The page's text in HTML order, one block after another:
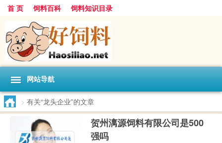
首 页 饲料百科 饲料知识目录
网站导航
> 有关“龙头企业”的文章
贺州漓源饲料有限公司是500
强吗